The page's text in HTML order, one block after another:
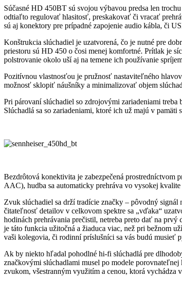
Súčasné HD 450BT sú svojou výbavou predsa len
odtiaľto regulovať hlasitosť, preskakovať či vracať
sú aj konektory pre prípadné zapojenie audio kábla, či
Konštrukcia slúchadiel je uzatvorená, čo je nutné pre
priestoru sú HD 450 o čosi menej komfortné. Prítlak je
polstrovanie okolo uší aj na temene ich používanie
Pozitívnou vlastnosťou je pružnosť nastaviteľného
možnosť sklopiť náušníky a minimalizovať objem
Pri párovaní slúchadiel so zdrojovými zariadeniami
Slúchadlá sa so zariadeniami, ktoré ich už majú v
Bezdrôtová konektivita je zabezpečená
AAC), hudba sa automaticky prehráva vo vysokej
Zvuk slúchadiel sa drží tradície značky – pôvodný
čitateľnosť detailov v celkovom spektre sa „vďaka“
hodinách prehrávania prečistil, netreba preto dať na
je táto funkcia užitočná a žiaduca viac, než pri bežnom
vaši kolegovia, či rodinní príslušníci sa vás budú musieť
Ak by niekto hľadal pohodlné hi-fi slúchadlá pre
značkovými slúchadlami musel po modele
zvukom, všestranným využitím a cenou, ktorá vychádza